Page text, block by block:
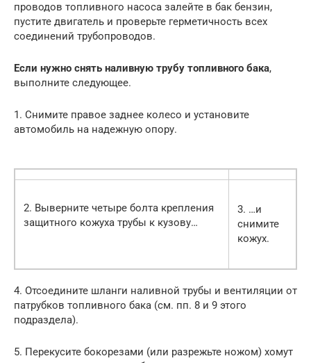
проводов топливного насоса залейте в бак бензин,
пустите двигатель и проверьте герметичность всех
соединений трубопроводов.
Если нужно снять наливную трубу топливного бака,
выполните следующее.
1. Снимите правое заднее колесо и установите
автомобиль на надежную опору.
2. Выверните четыре болта крепления
защитного кожуха трубы к кузову…
3. …и
снимите
кожух.
4. Отсоедините шланги наливной трубы и вентиляции от
патрубков топливного бака (см. пп. 8 и 9 этого
подраздела).
5. Перекусите бокорезами (или разрежьте ножом) хомут